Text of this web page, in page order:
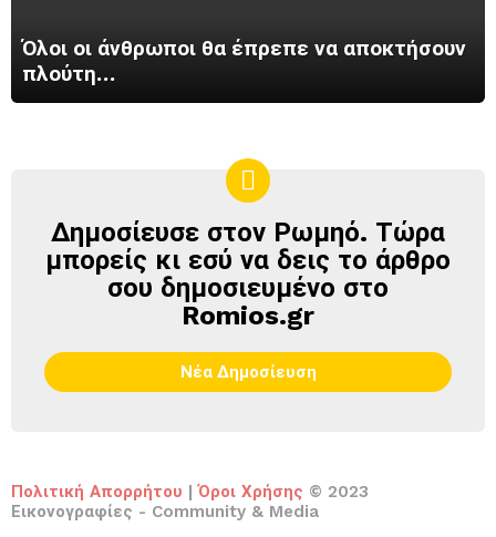
Όλοι οι άνθρωποι θα έπρεπε να αποκτήσουν
πλούτη…
ΔΗΜΟΣΊΕΥΣΕ
ΣΤΟΝ
ΡΩΜΗΌ
Δημοσίευσε στον Ρωμηό. Τώρα
μπορείς κι εσύ να δεις το άρθρο
σου δημοσιευμένο στο
Romios.gr
Νέα Δημοσίευση
Πολιτική Απορρήτου | Όροι Χρήσης © 2023
Εικονογραφίες - Community & Media